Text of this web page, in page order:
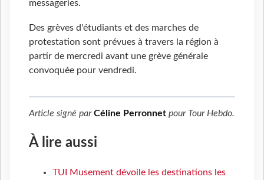
messageries.
Des grèves d'étudiants et des marches de
protestation sont prévues à travers la région à
partir de mercredi avant une grève générale
convoquée pour vendredi.
Article signé parCéline Perronnet pour Tour Hebdo.
À lire aussi
TUI Musement dévoile les destinations les